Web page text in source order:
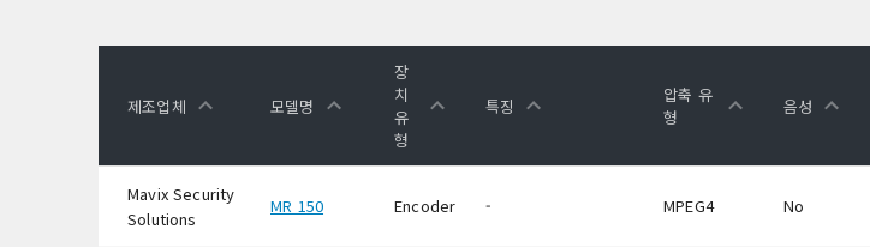
제조업체 모델명
장
치
유
형
특징
압축 유
형
음성
Mavix Security
Solutions
MR 150 Encoder - MPEG4 No